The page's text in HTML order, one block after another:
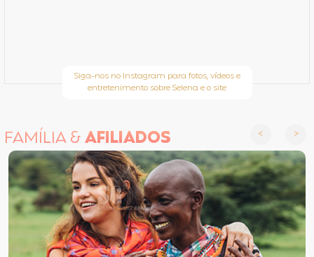
Siga-nos no Instagram para fotos, vídeos e
entretenimento sobre Selena e o site
FAMÍLIA &AFILIADOS